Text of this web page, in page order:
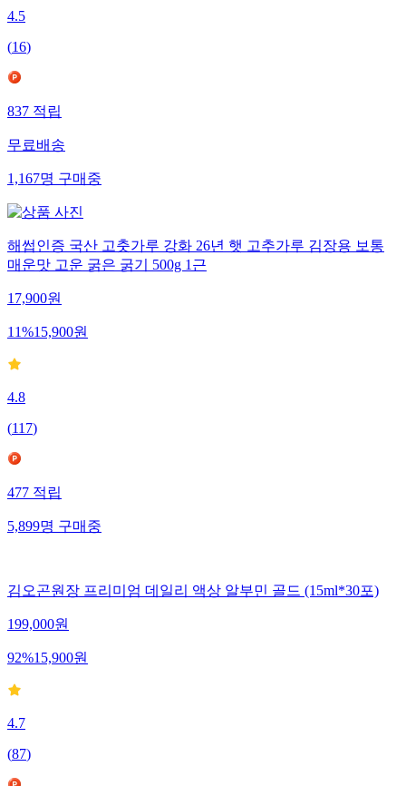
4.5
(16)
837적립
무료배송
1,167명구매중
해썹인증 국산 고춧가루 강화 26년 햇 고추가루 김장용 보통
매운맛 고운 굵은 굵기 500g 1근
17,900원
11%15,900원
4.8
(117)
477적립
5,899명구매중
김오곤원장 프리미엄 데일리 액상 알부민 골드 (15ml*30포)
199,000원
92%15,900원
4.7
(87)